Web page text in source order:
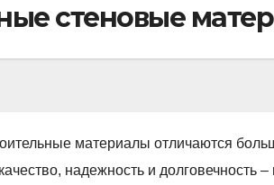
стеновые
материалы отличаются
надежность и долговечность